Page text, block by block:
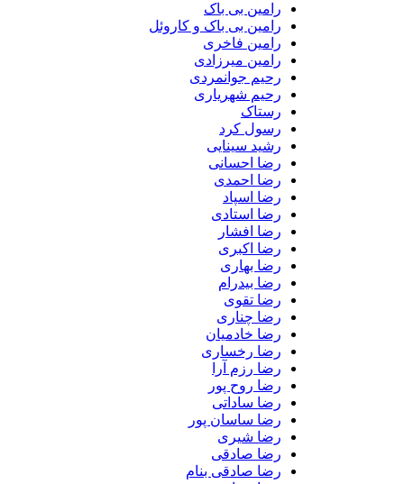
رامین بی باک
رامین بی باک و کاروئل
رامین فاخری
رامین میرزادی
رحیم جوانمردی
رحیم شهریاری
رستاک
رسول کرد
رشید سینایی
رضا احسانی
رضا احمدی
رضا اسپاد
رضا استادی
رضا افشار
رضا اکبری
رضا بهاری
رضا بیدرام
رضا تقوی
رضا چناری
رضا خادمیان
رضا رخساری
رضا رزم آرا
رضا روح پور
رضا ساداتی
رضا ساسان پور
رضا شیری
رضا صادقی
رضا صادقی بنام